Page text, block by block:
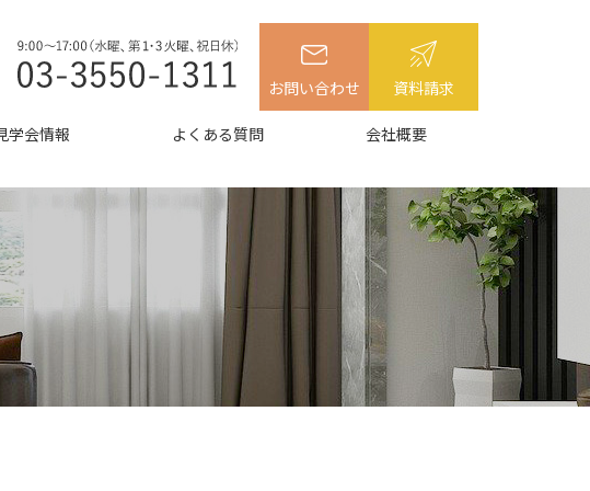
お問い合わせ 資料請求
学会情報 よくある質問 会社概要